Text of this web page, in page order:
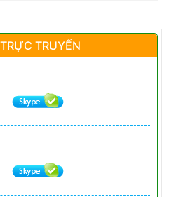
TRUYẾN